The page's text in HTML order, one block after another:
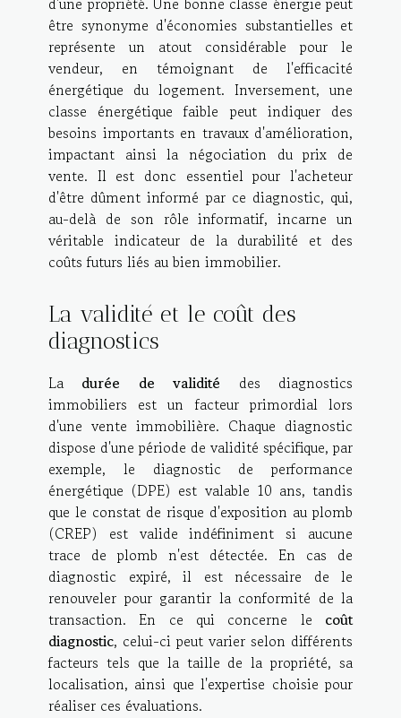
être synonyme d'économies substantielles et
représente un atout considérable pour le
vendeur, en témoignant de l'efficacité
énergétique du logement. Inversement, une
classe énergétique faible peut indiquer des
besoins importants en travaux d'amélioration,
impactant ainsi la négociation du prix de
vente. Il est donc essentiel pour l'acheteur
d'être dûment informé par ce diagnostic, qui,
au-delà de son rôle informatif, incarne un
véritable indicateur de la durabilité et des
coûts futurs liés au bien immobilier.
La validité et le coût des
diagnostics
La durée de validité des diagnostics
immobiliers est un facteur primordial lors
d'une vente immobilière. Chaque diagnostic
dispose d'une période de validité spécifique, par
exemple, le diagnostic de performance
énergétique (DPE) est valable 10 ans, tandis
que le constat de risque d'exposition au plomb
(CREP) est valide indéfiniment si aucune
trace de plomb n'est détectée. En cas de
diagnostic expiré, il est nécessaire de le
renouveler pour garantir la conformité de la
transaction. En ce qui concerne le coût
diagnostic, celui-ci peut varier selon différents
facteurs tels que la taille de la propriété, sa
localisation, ainsi que l'expertise choisie pour
réaliser ces évaluations.